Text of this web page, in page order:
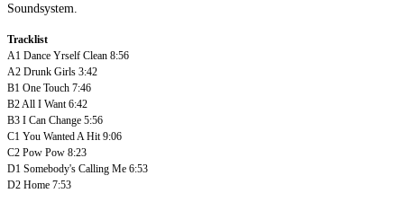
Soundsystem.
Tracklist
A1 Dance Yrself Clean 8:56
A2 Drunk Girls 3:42
B1 One Touch 7:46
B2All I Want 6:42
B3 I Can Change 5:56
C1 You Wanted A Hit 9:06
C2 Pow Pow 8:23
D1 Somebody's Calling Me 6:53
D2 Home 7:53